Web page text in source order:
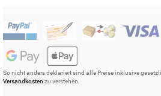
So nicht anders deklariert sind alle Preise inklusive
Versandkosten zu verstehen.